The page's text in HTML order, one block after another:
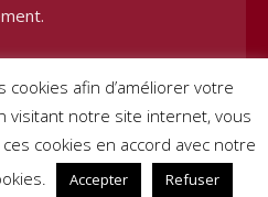
afin d’améliorer votre
visitant notre site internet, vous
cookies en accord avec notre
Accepter Refuser